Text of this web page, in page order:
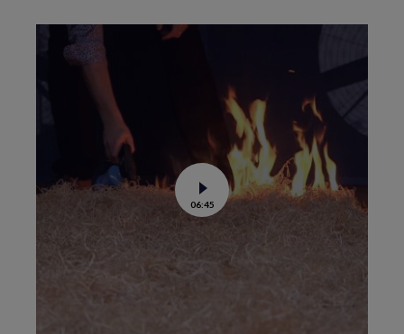
Voir
la
vidéo
de
06:45